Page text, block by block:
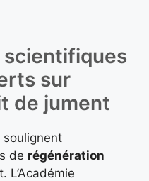
scientifiques
sur
de jument
soulignent
de régénération
L’Académie